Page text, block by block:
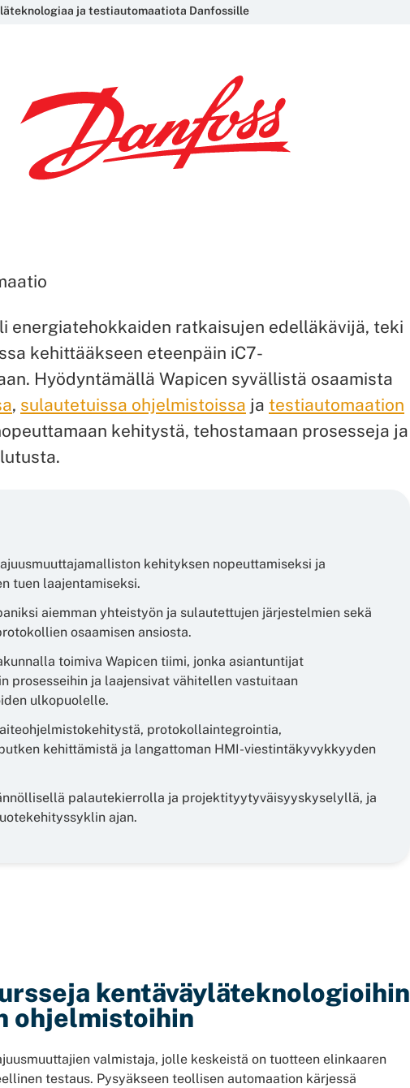
ja testiautomaatiota Danfossille
energiatehokkaiden ratkaisujen edelläkävijä, teki
kehittääkseen eteenpäin iC7-
Hyödyntämällä Wapicen syvällistä osaamista
, sulautetuissa ohjelmistoissa ja testiautomaation
kehitystä, tehostamaan prosesseja ja
kehityksen nopeuttamiseksi ja
tuen laajentamiseksi.
aiemman yhteistyön ja sulautettujen järjestelmien sekä
osaamisen ansiosta.
toimiva Wapicen tiimi, jonka asiantuntijat
prosesseihin ja laajensivat vähitellen vastuitaan
ulkopuolelle.
protokollaintegrointia,
kehittämistä ja langattoman HMI-viestintäkyvykkyyden
palautekierrolla ja projektityytyväisyyskyselyllä, ja
ajan.
kentäväyläteknologioihin
ohjelmistoihin
valmistaja, jolle keskeistä on tuotteen elinkaaren
testaus. Pysyäkseen teollisen automaation kärjessä